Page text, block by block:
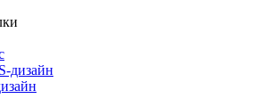
дизайн